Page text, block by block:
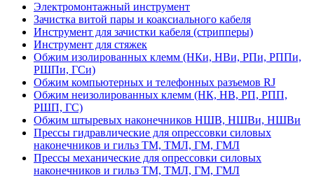
Электромонтажный инструмент
Зачистка витой пары и коаксиального кабеля
Инструмент для зачистки кабеля (стрипперы)
Инструмент для стяжек
Обжим изолированных клемм (НКи, НВи, РПи, РППи,
РШПи, ГСи)
Обжим компьютерных и телефонных разъемов RJ
Обжим неизолированных клемм (НК, НВ, РП, РПП,
РШП, ГС)
Обжим штыревых наконечников НШВ, НШВи, НШВи
Прессы гидравлические для опрессовки силовых
наконечников и гильз ТМ, ТМЛ, ГМ, ГМЛ
Прессы механические для опрессовки силовых
наконечников и гильз ТМ, ТМЛ, ГМ, ГМЛ